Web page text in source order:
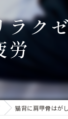
ク
労
猫背に肩甲骨はが